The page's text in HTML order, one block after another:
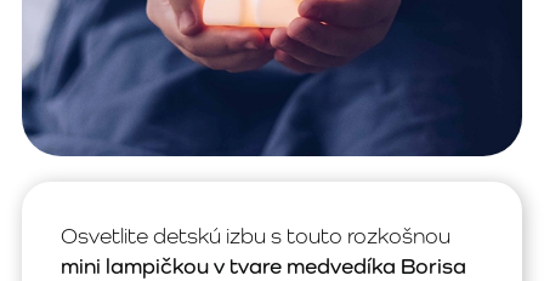
Osvetlite detskú izbu s touto rozkošnou
mini lampičkou v tvare medvedíka Borisa